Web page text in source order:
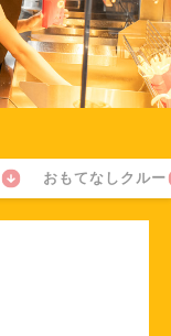
おもてなしクルー